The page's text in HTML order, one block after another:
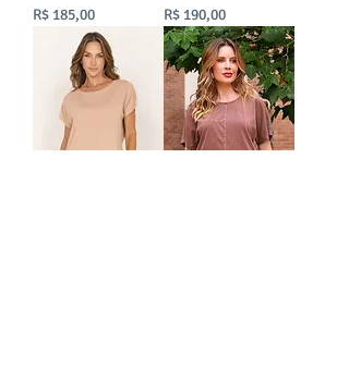
Preço
R$ 185,00
Preço
R$ 190,00